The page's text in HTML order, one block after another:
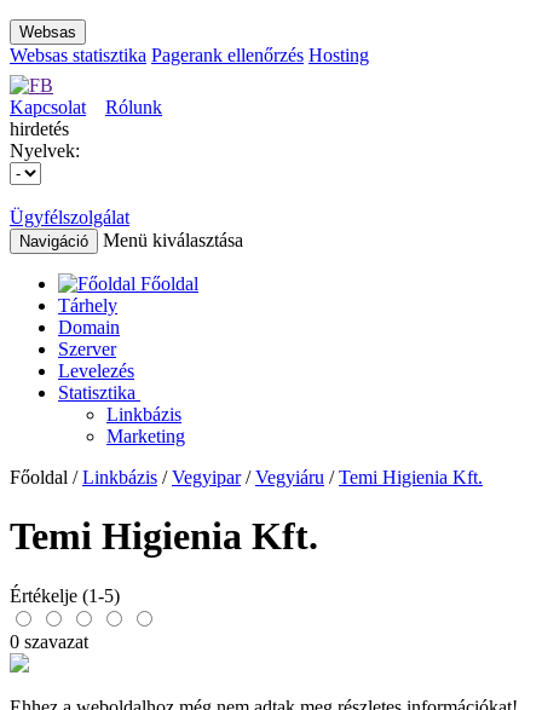
Websas
Websas statisztika Pagerank ellenőrzés Hosting
Kapcsolat
Rólunk
hirdetés
Nyelvek:
Ügyfélszolgálat
Navigáció Menü kiválasztása
Főoldal
Tárhely
Domain
Szerver
Levelezés
Statisztika
Linkbázis
Marketing
Főoldal /Linkbázis /Vegyipar/Vegyiáru /Temi Higienia Kft.
Temi Higienia Kft.
Értékelje (1-5)
0 szavazat